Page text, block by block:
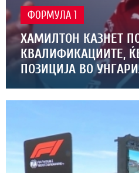
ФОРМУЛА 1
ХАМИЛТОН КАЗНЕТ
КВАЛИФИКАЦИИТЕ,
ПОЗИЦИЈА ВО